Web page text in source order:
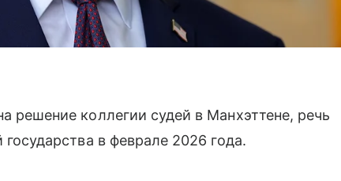
решение коллегии судей в Манхэттене, речь
в феврале 2026 года.